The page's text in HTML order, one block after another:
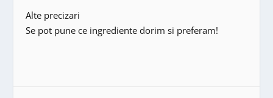
Alte precizari
Se pot pune ce ingrediente dorim si preferam!